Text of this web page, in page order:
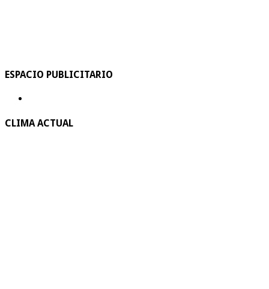
ESPACIO PUBLICITARIO
CLIMA ACTUAL